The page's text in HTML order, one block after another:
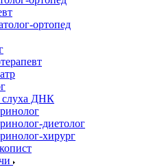
ортопед
слуха ДНК
диетолог
хирург